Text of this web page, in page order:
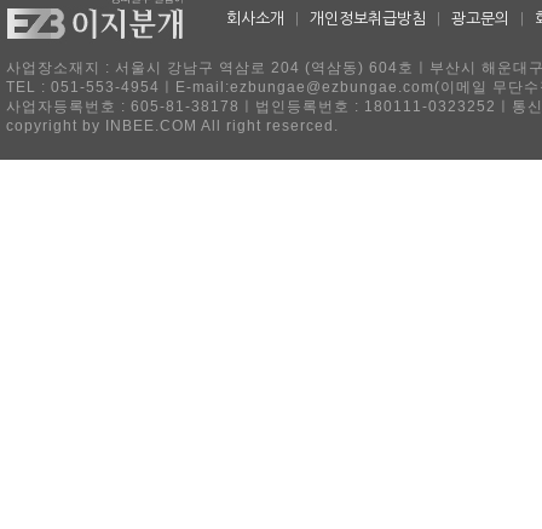
회사소개 개인정보취급방침 광고문의
사업장소재지 : 서울시 강남구 역삼로 204 (역삼동) 604호ㅣ부산시 해운
TEL : 051-553-4954ㅣE-mail:ezbungae@ezbungae.com(이메일 무단수
사업자등록번호 : 605-81-38178ㅣ법인등록번호 : 180111-0323252ㅣ통
copyright by INBEE.COM All right reserced.